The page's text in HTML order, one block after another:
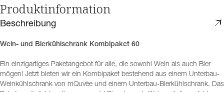
Produktinformation
Beschreibung
Wein- und Bierkühlschrank Kombipaket 60
Ein einzigartiges Paketangebot für alle, die sowohl Wein als auch Bier
mögen! Jetzt bieten wir ein Kombipaket bestehend aus einem Unterbau-
Weinkühlschrank von mQuvèe und einem Unterbau-Bierkühlschrank. Das